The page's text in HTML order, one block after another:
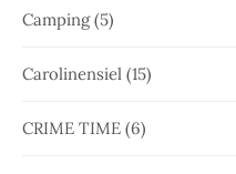
Camping(5)
Carolinensiel (15)
CRIME TIME (6)